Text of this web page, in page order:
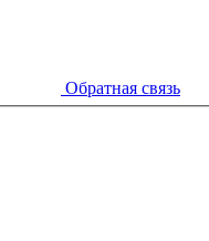
Обратная связь